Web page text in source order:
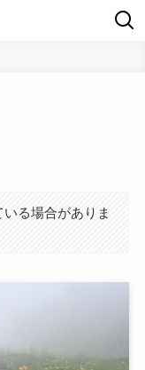
る場合がありま